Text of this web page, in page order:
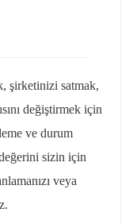
şirketinizi satmak,
değiştirmek için
ve durum
sizin için
veya